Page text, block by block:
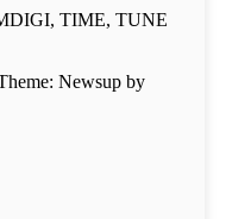
TIME, TUNE
Newsup by